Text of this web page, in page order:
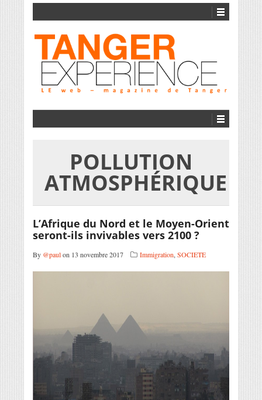
POLLUTION
ATMOSPHÉRIQUE
L’Afrique du Nord et le Moyen-Orient
seront-ils invivables vers 2100 ?
By @paulon 13 novembre 2017 Immigration, SOCIETE